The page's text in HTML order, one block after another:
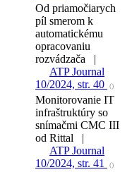
Od priamočiarych
píl smerom k
automatickému
opracovaniu
rozvádzača |
ATP Journal
10/2024, str. 40
()
Monitorovanie IT
infraštruktúry so
snímačmi CMC III
od Rittal |
ATP Journal
10/2024, str. 41
()